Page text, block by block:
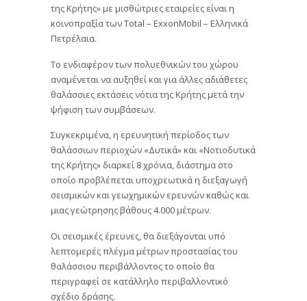
της Κρήτης» με μισθώτριες εταιρείες είναι η
κοινοπραξία των Total – ExxonMobil – Ελληνικά
Πετρέλαια.
Το ενδιαφέρον των πολυεθνικών του χώρου
αναμένεται να αυξηθεί και για άλλες αδιάθετες
θαλάσσιες εκτάσεις νότια της Κρήτης μετά την
ψήφιση των συμβάσεων.
Συγκεκριμένα, η ερευνητική περίοδος των
θαλάσσιων περιοχών «Δυτικά» και «Νοτιοδυτικά
της Κρήτης» διαρκεί 8 χρόνια, διάστημα στο
οποίο προβλέπεται υποχρεωτικά η διεξαγωγή
σεισμικών και γεωχημικών ερευνών καθώς και
μιας γεώτρησης βάθους 4.000 μέτρων.
Οι σεισμικές έρευνες, θα διεξάγονται υπό
λεπτομερές πλέγμα μέτρων προστασίας του
θαλάσσιου περιβάλλοντος το οποίο θα
περιγραφεί σε κατάλληλο περιβαλλοντικό
σχέδιο δράσης.